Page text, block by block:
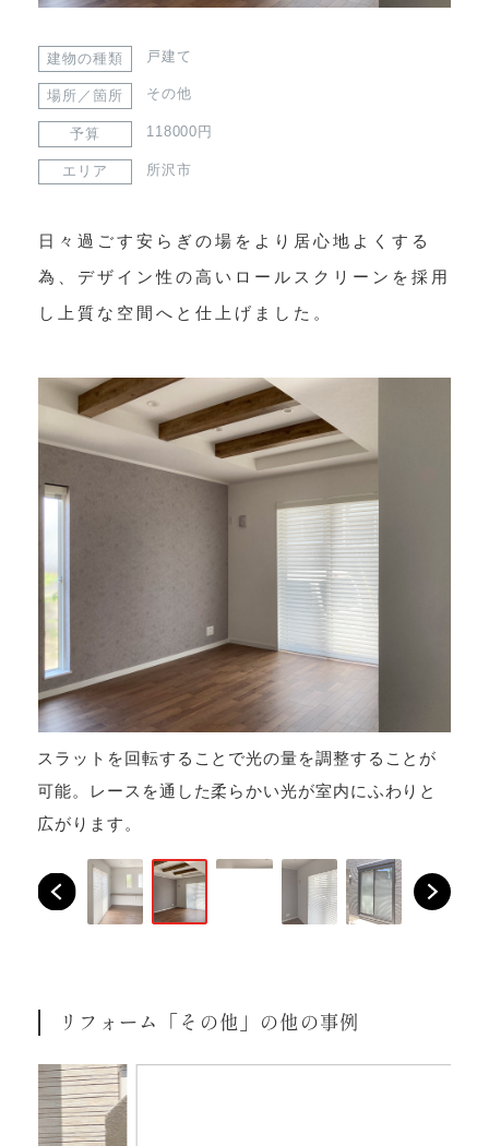
建物の種類 戸建て
場所／箇所 その他
予算 118000円
エリア 所沢市
日々過ごす安らぎの場をより居心地よくする
為、デザイン性の高いロールスクリーンを採用
し上質な空間へと仕上げました。
スラットを回転することで光の量を調整することが
可能。レースを通した柔らかい光が室内にふわりと
広がります。
リフォーム「その他」の他の事例